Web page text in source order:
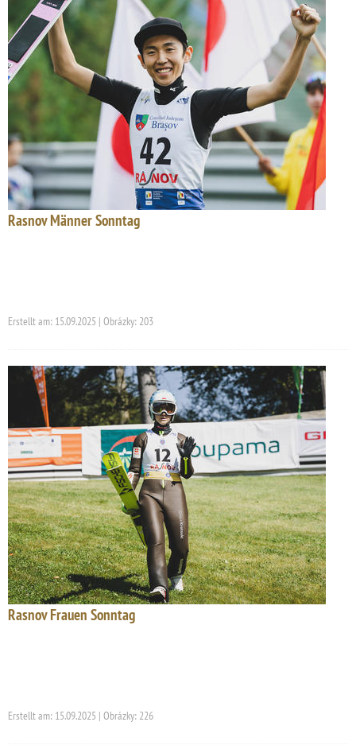
Rasnov Männer Sonntag
Erstellt am: 15.09.2025 | Obrázky: 203
Rasnov Frauen Sonntag
Erstellt am: 15.09.2025 | Obrázky: 226